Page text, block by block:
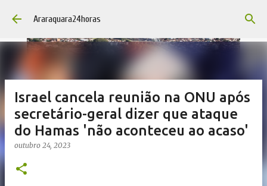
Pular para o conteúdo principal
Araraquara24horas
Israel cancela reunião na ONU após
secretário-geral dizer que ataque
do Hamas 'não aconteceu ao acaso'
outubro 24, 2023